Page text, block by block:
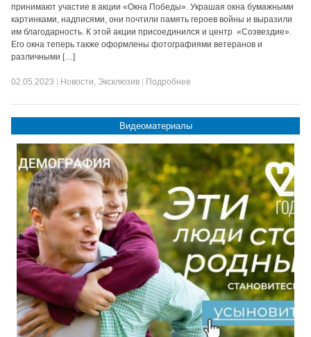
принимают участие в акции «Окна Победы». Украшая окна бумажными
картинками, надписями, они почтили память героев войны и выразили
им благодарность. К этой акции присоединился и центр «Созвездие».
Его окна теперь также оформлены фотографиями ветеранов и
различными […]
02.05.2023 | Новости Эксклюзив | Подробнее
Видеоматериалы